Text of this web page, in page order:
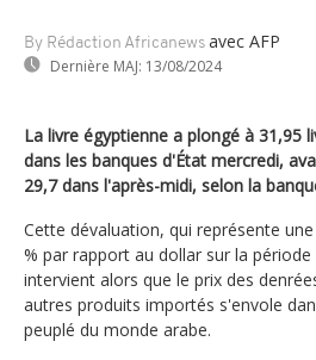
By Rédaction Africanews avec AFP
Dernière MAJ: 13/08/2024
La livre égyptienne a plongé à 31,95
dans les banques d'État mercredi,
29,7 dans l'après-midi, selon la
Cette dévaluation, qui représente
% par rapport au dollar sur la
intervient alors que le prix des
autres produits importés s'envole
peuplé du monde arabe.